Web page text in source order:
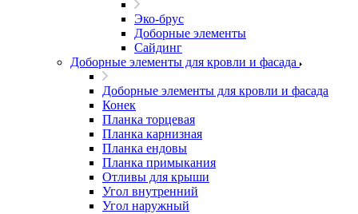
Эко-брус
Доборные элементы
Сайдинг
Доборные элементы для кровли и фасада
Доборные элементы для кровли и фасада
Конек
Планка торцевая
Планка карнизная
Планка ендовы
Планка примыкания
Отливы для крыши
Угол внутренний
Угол наружный